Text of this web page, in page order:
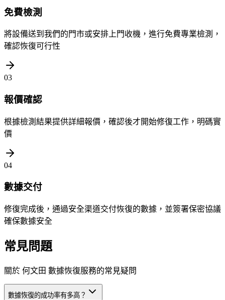
免費檢測
將設備送到我們的門市或安排上門收機，進行免費專業檢測，
確認恢復可行性
03
報價確認
根據檢測結果提供詳細報價，確認後才開始修復工作，明碼實
價
04
數據交付
修復完成後，通過安全渠道交付恢復的數據，並簽署保密協議
確保數據安全
常見問題
關於 何文田 數據恢復服務的常見疑問
數據恢復的成功率有多高？